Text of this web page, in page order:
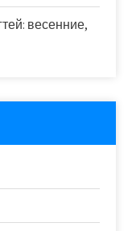
весенние,